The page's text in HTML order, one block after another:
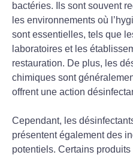
bactéries. Ils sont souvent
les environnements où
sont essentielles, tels que
laboratoires et les
restauration. De plus, les
chimiques sont
offrent une action
Cependant, les
présentent également des
potentiels. Certains